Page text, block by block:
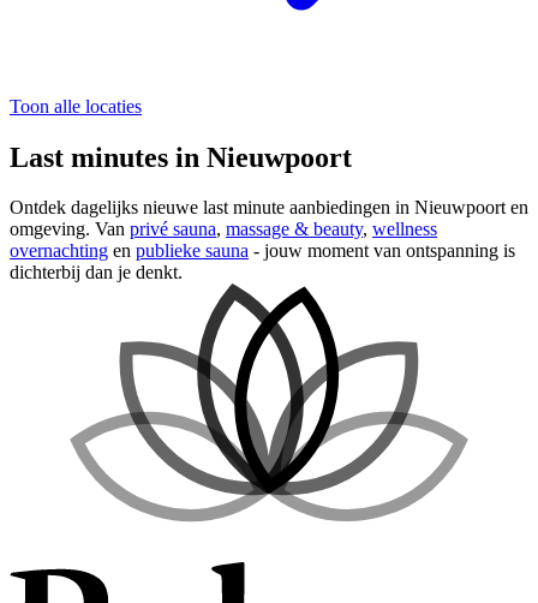
Toon alle locaties
Last minutes in Nieuwpoort
Ontdek dagelijks nieuwe last minute aanbiedingen in Nieuwpoort en
omgeving. Van privé sauna, massage & beauty, wellness
overnachting en publieke sauna - jouw moment van ontspanning is
dichterbij dan je denkt.